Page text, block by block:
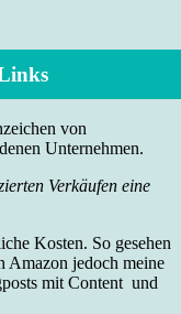
von
Unternehmen.
Verkäufen eine
Kosten. So gesehen
Amazon jedoch meine
mit Content und